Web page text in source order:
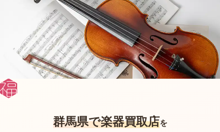
群馬県で楽器買取店を